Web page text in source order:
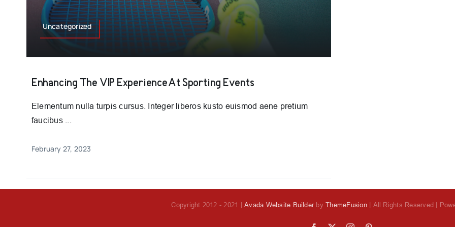
Uncategorized
Enhancing The VIP Experience At Sporting Events
Elementum nulla turpis cursus. Integer liberos kusto euismod aene pretium
faucibus ...
February 27, 2023
Copyright 2012 - 2021 |Avada Website BuilderbyThemeFusion| All Rights Reserved |